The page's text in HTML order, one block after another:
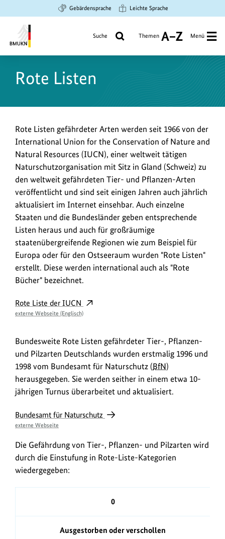
Hauptinhalt
springen
Suche
springen
Hauptnavigation
springen
Gebärdensprache Leichte Sprache
Umwelt,
nukleare
Sicherheit
Suche Themen
A
Z
Menü
Rote Listen
Rote Listen gefährdeter Arten werden seit 1966 von der
International Union for the Conservation of Nature and
Natural Resources (IUCN), einer weltweit tätigen
Naturschutzorganisation mit Sitz in Gland (Schweiz) zu
den weltweit gefährdeten Tier- und Pflanzen-Arten
veröffentlicht und sind seit einigen Jahren auch jährlich
aktualisiert im Internet einsehbar. Auch einzelne
Staaten und die Bundesländer geben entsprechende
Listen heraus und auch für großräumige
staatenübergreifende Regionen wie zum Beispiel für
Europa oder für den Ostseeraum wurden "Rote Listen"
erstellt. Diese werden international auch als "Rote
Bücher" bezeichnet.
W
e
t
e
r
e
n
o
r
Rote Liste der IUCN
externe Webseite (Englisch)
Bundesweite Rote Listen gefährdeter Tier-, Pflanzen-
und Pilzarten Deutschlands wurden erstmalig 1996 und
1998 vom Bundesamt für Naturschutz (BfN)
herausgegeben. Sie werden seither in einem etwa 10-
jährigen Turnus überarbeitet und aktualisiert.
L
i
n
k
z
u
B
Bundesamt für Naturschutz
externe Webseite
Die Gefährdung von Tier-, Pflanzen- und Pilzarten wird
durch die Einstufung in Rote-Liste-Kategorien
wiedergegeben:
0
Ausgestorben oder verschollen